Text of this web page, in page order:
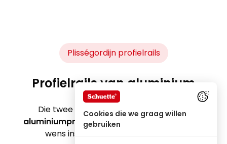
Plisségordijn profielrails
Profielrails van aluminium
Die twee in het plisségordijn gebruikte
aluminiumprofielenmaken een volledig naar
wens instelbare lichtinval mogelijk.
Cookies die we graag willen
gebruiken